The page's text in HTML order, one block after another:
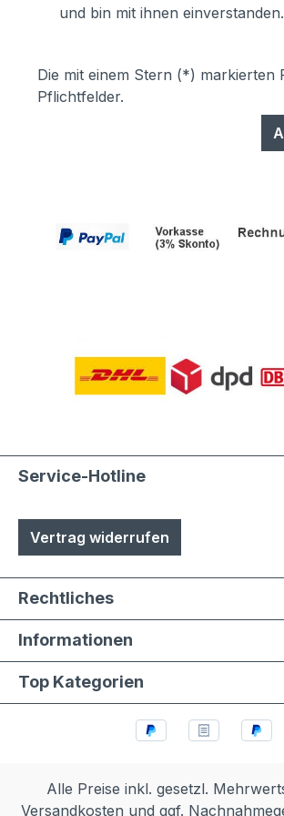
können einfach selbst
Ausrichtung nach Montage bzw.
Austuasch im Falle einer
und bin mit ihnen einverstanden.
Die mit einem Stern (*) markierten
Pflichtfelder.
Service-Hotline
Vertrag widerrufen
Rechtliches
Informationen
Top Kategorien
Alle Preise inkl. gesetzl.
Versandkosten und ggf.